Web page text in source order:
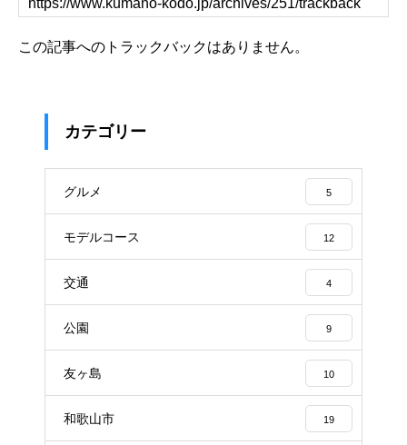
この記事へのトラックバックはありません。
カテゴリー
グルメ 5
モデルコース 12
交通 4
公園 9
友ヶ島 10
和歌山市 19